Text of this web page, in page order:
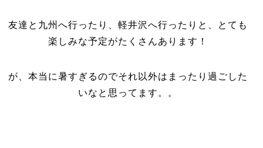
友達と九州へ行ったり、軽井沢へ行ったりと、とても
楽しみな予定がたくさんあります！
が、本当に暑すぎるのでそれ以外はまったり過ごした
いなと思ってます。。